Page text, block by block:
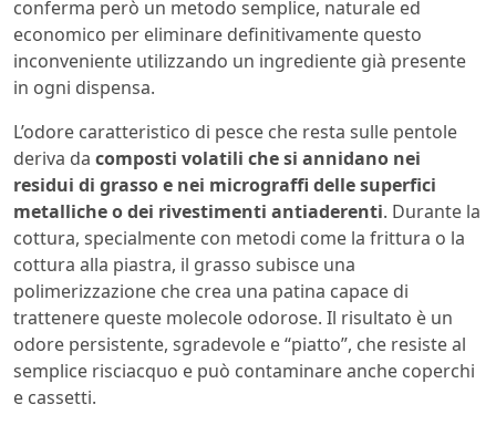
conferma però un metodo semplice, naturale ed
economico per eliminare definitivamente questo
inconveniente utilizzando un ingrediente già presente
in ogni dispensa.
L’odore caratteristico di pesce che resta sulle pentole
deriva da composti volatili che si annidano nei
residui di grasso e nei micrograffi delle superfici
metalliche o dei rivestimenti antiaderenti. Durante la
cottura, specialmente con metodi come la frittura o la
cottura alla piastra, il grasso subisce una
polimerizzazione che crea una patina capace di
trattenere queste molecole odorose. Il risultato è un
odore persistente, sgradevole e “piatto”, che resiste al
semplice risciacquo e può contaminare anche coperchi
e cassetti.